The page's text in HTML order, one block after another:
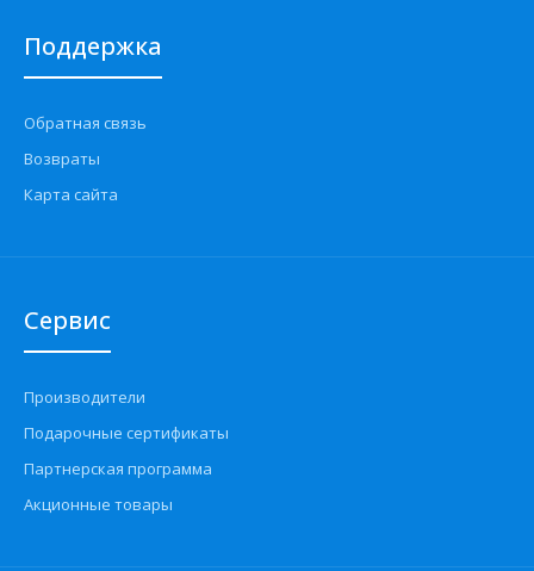
Поддержка
Обратная связь
Возвраты
Карта сайта
Сервис
Производители
Подарочные сертификаты
Партнерская программа
Акционные товары